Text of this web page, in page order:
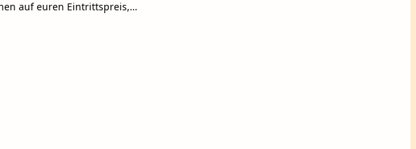
auf euren Eintrittspreis,…